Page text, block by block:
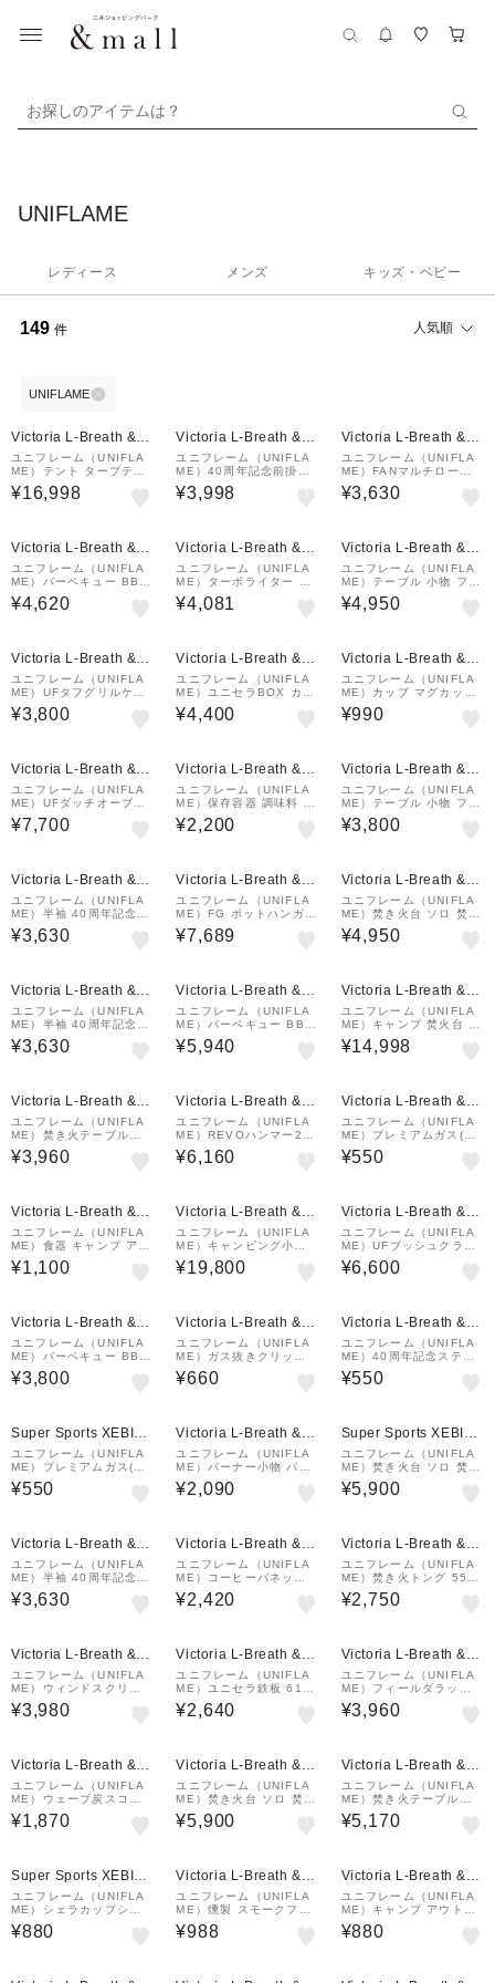
お探しのアイテムは？
UNIFLAME
レディース メンズ キッズ・ベビー
149 件 人気順
UNIFLAME
Victoria L-Breath &m
all店
ユニフレーム（UNIFLA
ME）テント タープテン
ト REVOメッシュウォー
ル II M TAN テント 681
¥16,998
Victoria L-Breath &m
all店
ユニフレーム（UNIFLA
ME）40周年記念前掛け
和柄 690406
¥3,998
Victoria L-Breath &m
all店
ユニフレーム（UNIFLA
ME）FANマルチロース
ター 660072 キャンプ
バーベキュー 調理器具
¥3,630
Victoria L-Breath &m
all店
ユニフレーム（UNIFLA
ME）バーベキュー BBQ
鉄板 キャンプ ユニセラ
ジンギスカン鍋 615294
¥4,620
Victoria L-Breath &m
all店
ユニフレーム（UNIFLA
ME）ターボライター ス
ティックターボ2 63204
8
¥4,081
Victoria L-Breath &m
all店
ユニフレーム（UNIFLA
ME）テーブル 小物 フィ
ールドラック ステンレス
天板3 ハーフ 611579
¥4,950
Victoria L-Breath &m
all店
ユニフレーム（UNIFLA
ME）UFタフグリルケー
ス 600 収納ケース バー
ベキュー キャンプ用品 6
¥3,800
Victoria L-Breath &m
all店
ユニフレーム（UNIFLA
ME）ユニセラBOX カー
キグリーン 615065
¥4,400
Victoria L-Breath &m
all店
ユニフレーム（UNIFLA
ME）カップ マグカップ
キャンプ UFシェラリッ
ド300 チタン 668146
¥990
Victoria L-Breath &m
all店
ユニフレーム（UNIFLA
ME）UFダッチオーブン
6インチ 661147 オーブ
ン アウトドア キャンプ
¥7,700
Victoria L-Breath &m
all店
ユニフレーム（UNIFLA
ME）保存容器 調味料 キ
ャンプ アウトドア UFキ
ャニスター 662816
¥2,200
Victoria L-Breath &m
all店
ユニフレーム（UNIFLA
ME）テーブル 小物 フィ
ールドラック メッシュB
OX 611678
¥3,800
Victoria L-Breath &m
all店
ユニフレーム（UNIFLA
ME）半袖 40周年記念T
シャツ 781081
¥3,630
Victoria L-Breath &m
all店
ユニフレーム（UNIFLA
ME）FG ポットハンガー
ラージ 683330 調理器
具 ダッチオーブン アウ
¥7,689
Victoria L-Breath &m
all店
ユニフレーム（UNIFLA
ME）焚き火台 ソロ 焚火
チャコスタII 665435 調
理器具 キャンプ バーベ
¥4,950
Victoria L-Breath &m
all店
ユニフレーム（UNIFLA
ME）半袖 40周年記念T
シャツ 781067
¥3,630
Victoria L-Breath &m
all店
ユニフレーム（UNIFLA
ME）バーベキュー BBQ
スキレット7インチ クッ
カー 661024
¥5,940
Victoria L-Breath &m
all店
ユニフレーム（UNIFLA
ME）キャンプ 焚火台 テ
ーブル トートバッグ 焚
き火ベースsolo エントリ
¥14,998
Victoria L-Breath &m
all店
ユニフレーム（UNIFLA
ME）焚き火テーブルト
ート モスグリーン 6836
44
¥3,960
Victoria L-Breath &m
all店
ユニフレーム（UNIFLA
ME）REVOハンマー2 6
80889
¥6,160
Victoria L-Breath &m
all店
ユニフレーム（UNIFLA
ME）プレミアムガス(1
本) 650035 キャンプ ス
トーブ ガス
¥550
Victoria L-Breath &m
all店
ユニフレーム（UNIFLA
ME）食器 キャンプ アウ
トドア カラシェラ900
ベージュ 666746
¥1,100
Victoria L-Breath &m
all店
ユニフレーム（UNIFLA
ME）キャンピング小物
アウトドアナイフ UF ダ
マスカス 三徳包丁 165m
¥19,800
Victoria L-Breath &m
all店
ユニフレーム（UNIFLA
ME）UFブッシュクラフ
トナイフ 684177
¥6,600
Victoria L-Breath &m
all店
ユニフレーム（UNIFLA
ME）バーベキュー BBQ
鉄板 グリル ユニ鉄 665
725
¥3,800
Victoria L-Breath &m
all店
ユニフレーム（UNIFLA
ME）ガス抜きクリップ
650103
¥660
Victoria L-Breath &m
all店
ユニフレーム（UNIFLA
ME）40周年記念ステッ
カー 2枚組 690154
¥550
Super Sports XEBIO
&mall店
ユニフレーム（UNIFLA
ME）プレミアムガス(1
本) 650035 キャンプ ス
トーブ ガス
¥550
Victoria L-Breath &m
all店
ユニフレーム（UNIFLA
ME）バーナー小物 バー
ナーシート 小 610596
¥2,090
Super Sports XEBIO
&mall店
ユニフレーム（UNIFLA
ME）焚き火台 ソロ 焚火
折りたたみ ネイチャース
トーブ 683033 キャン
¥5,900
Victoria L-Breath &m
all店
ユニフレーム（UNIFLA
ME）半袖 40周年記念T
シャツ 781050
¥3,630
Victoria L-Breath &m
all店
ユニフレーム（UNIFLA
ME）コーヒーバネット c
ute 664025 調理器具
コーヒードリーパー
¥2,420
Victoria L-Breath &m
all店
ユニフレーム（UNIFLA
ME）焚き火トング 550
665718
¥2,750
Victoria L-Breath &m
all店
ユニフレーム（UNIFLA
ME）ウィンドスクリー
ン450 610558
¥3,980
Victoria L-Breath &m
all店
ユニフレーム（UNIFLA
ME）ユニセラ鉄板 6152
56 コンロ 鉄板 バーベキ
ュー
¥2,640
Victoria L-Breath &m
all店
ユニフレーム（UNIFLA
ME）フィールダラック
トートバッグ キャンプ用
品 683668
¥3,960
Victoria L-Breath &m
all店
ユニフレーム（UNIFLA
ME）ウェーブ炭スコッ
プ 665770
¥1,870
Victoria L-Breath &m
all店
ユニフレーム（UNIFLA
ME）焚き火台 ソロ 焚火
折りたたみ ネイチャース
トーブ 683033 キャン
¥5,900
Victoria L-Breath &m
all店
ユニフレーム（UNIFLA
ME）焚き火テーブルラ
ージトートバッグ モスグ
リーン 682128
¥5,170
Super Sports XEBIO
&mall店
ユニフレーム（UNIFLA
ME）シェラカップシリ
ーズ カラシェラ300 ベ
ージュ 666685
¥880
Victoria L-Breath &m
all店
ユニフレーム（UNIFLA
ME）燻製 スモークフッ
ク 740071
¥988
Victoria L-Breath &m
all店
ユニフレーム（UNIFLA
ME）キャンプ アウトド
ア 調理器具 ちびしゃも
じ 662250
¥880